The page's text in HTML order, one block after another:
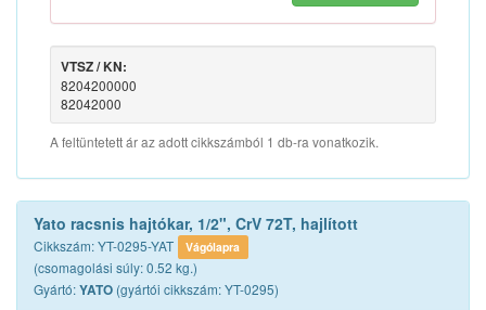
VTSZ / KN:
8204200000
82042000
A feltüntetett ár az adott cikkszámból 1 db-ra vonatkozik.
Yato racsnis hajtókar, 1/2", CrV 72T, hajlított
Cikkszám: YT-0295-YAT Vágólapra
(csomagolási súly: 0.52 kg.)
Gyártó:YATO (gyártói cikkszám: YT-0295)